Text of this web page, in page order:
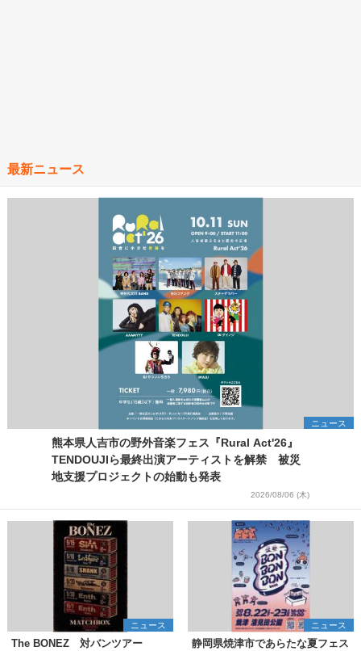
最新ニュース
ニュース
熊本県人吉市の野外音楽フェス『Rural Act'26』
TENDOUJIら最終出演アーティストを解禁 被災
地支援プロジェクトの始動も発表
2026/08/06 (木)
ニュース
The BONEZ 対バンツアー
ニュース
静岡県焼津市であらたな夏フェス